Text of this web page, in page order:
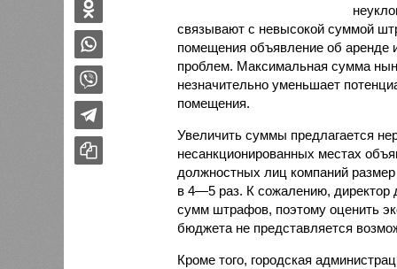
связывают с невысокой суммой
помещения объявление об аренде
проблем. Максимальная сумма
незначительно уменьшает
помещения.
Увеличить суммы предлагается
несанкционированных местах
должностных лиц компаний
в 4—5 раз. К сожалению, директор
сумм штрафов, поэтому оценить
бюджета не представляется
Кроме того, городская